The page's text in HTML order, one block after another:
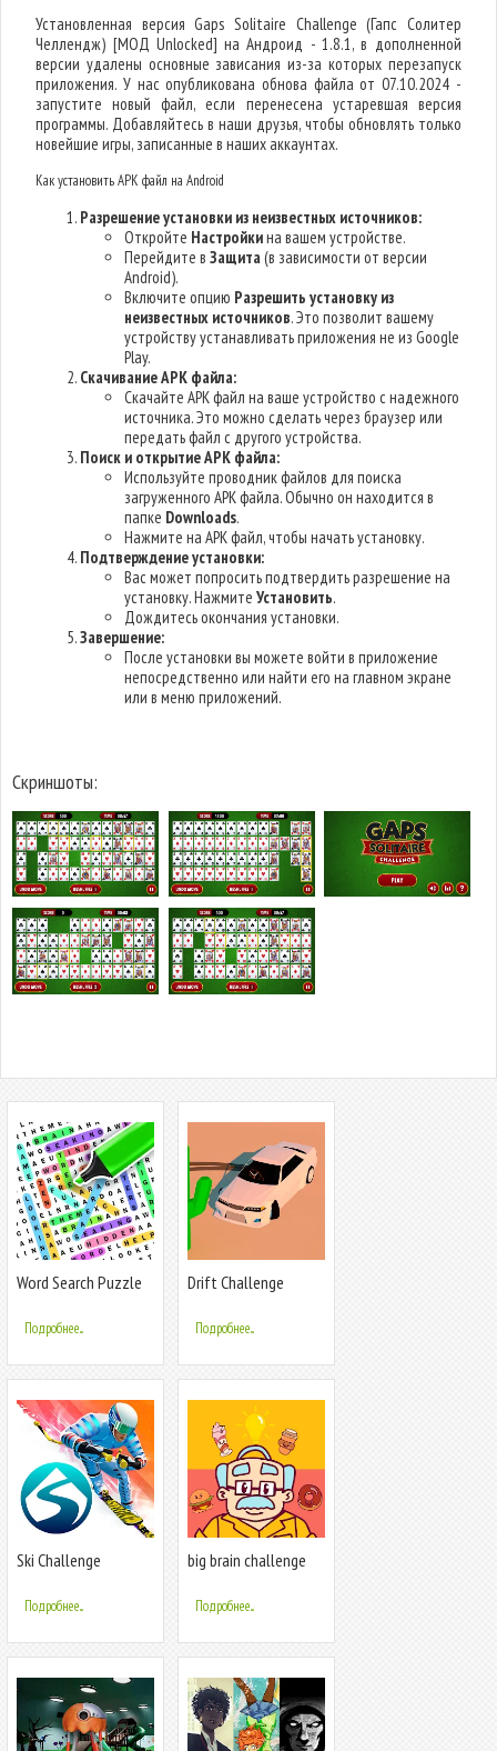
Установленная версия Gaps Solitaire Challenge (Гапс Солитер
Челлендж) [МОД Unlocked] на Андроид - 1.8.1, в дополненной
версии удалены основные зависания из-за которых перезапуск
приложения. У нас опубликована обнова файла от 07.10.2024 -
запустите новый файл, если перенесена устаревшая версия
программы. Добавляйтесь в наши друзья, чтобы обновлять только
новейшие игры, записанные в наших аккаунтах.
Как установить APK файл на Android
Разрешение установки из неизвестных источников:
Откройте Настройкина вашем устройстве.
Перейдите вЗащита(в зависимости от версии
Android).
Включите опцию Разрешить установку из
неизвестных источников. Это позволит вашему
устройству устанавливать приложения не из Google
Play.
Скачивание APK файла:
Скачайте APK файл на ваше устройство с надежного
источника. Это можно сделать через браузер или
передать файл с другого устройства.
Поиск и открытие APK файла:
Используйте проводник файлов для поиска
загруженного APK файла. Обычно он находится в
папке Downloads.
Нажмите на APK файл, чтобы начать установку.
Подтверждение установки:
Вас может попросить подтвердить разрешение на
установку. НажмитеУстановить.
Дождитесь окончания установки.
Завершение:
После установки вы можете войти в приложение
непосредственно или найти его на главном экране
или в меню приложений.
Скриншоты:
Word Search Puzzle
Подробнее...
Drift Challenge
Подробнее...
Ski Challenge
Подробнее...
big brain challenge
Подробнее...